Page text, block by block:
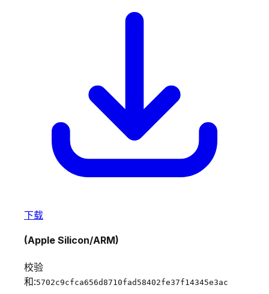
下载
(Apple Silicon/ARM)
校验
和:5702c9cfca656d8710fad58402fe37f14345e3ac